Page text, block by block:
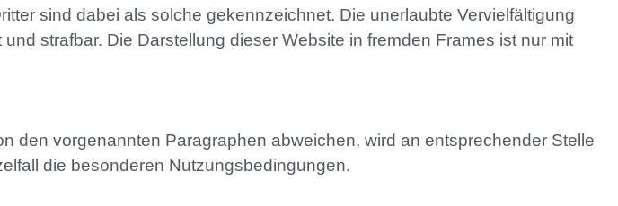
sind dabei als solche gekennzeichnet. Die unerlaubte Vervielfältigung
strafbar. Die Darstellung dieser Website in fremden Frames ist nur mit
den vorgenannten Paragraphen abweichen, wird an entsprechender Stelle
die besonderen Nutzungsbedingungen.